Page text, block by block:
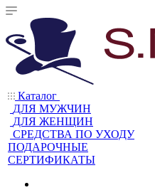
Каталог
ДЛЯ МУЖЧИН
ДЛЯ ЖЕНЩИН
CРЕДСТВА ПО УХОДУ
ПОДАРОЧНЫЕ
СЕРТИФИКАТЫ